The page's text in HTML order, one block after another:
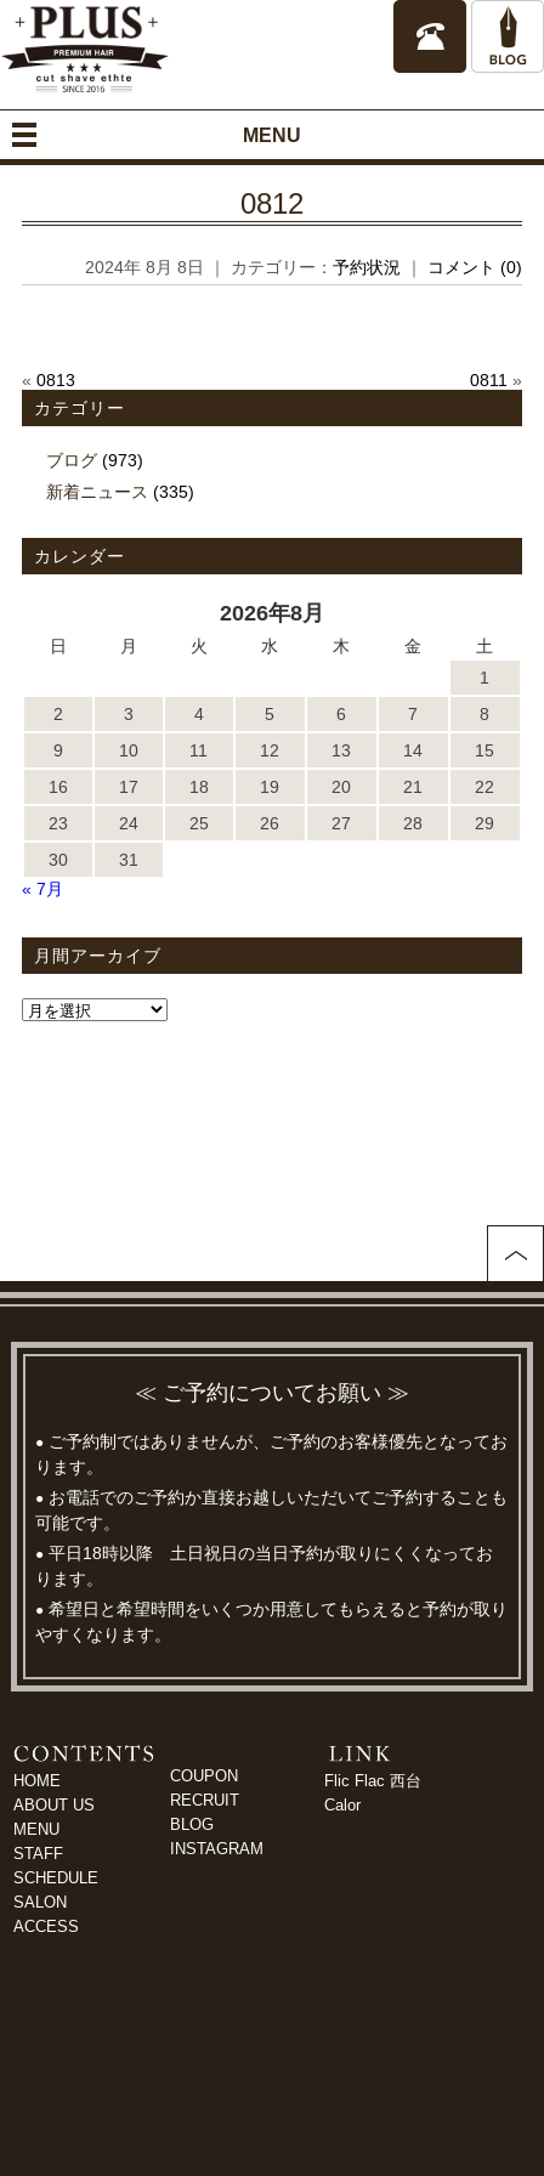
MENU
0812
2024年 8月 8日 ｜ カテゴリー：予約状況 ｜ コメント (0)
« 0813 0811 »
カテゴリー
ブログ(973)
新着ニュース (335)
カレンダー
2026年8月
日 月 火 水 木 金
土
1
2
3 4 5 6 7
8
9
10 11 12 13 14
15
16
17 18 19 20 21
22
23
24 25 26 27 28
29
30
31
« 7月
月間アーカイブ
≪ ご予約についてお願い ≫
● ご予約制ではありませんが、ご予約のお客様優先となってお
ります。
● お電話でのご予約か直接お越しいただいてご予約することも
可能です。
● 平日18時以降 土日祝日の当日予約が取りにくくなってお
ります。
● 希望日と希望時間をいくつか用意してもらえると予約が取り
やすくなります。
HOME
ABOUT US
MENU
STAFF
SCHEDULE
SALON
ACCESS
COUPON
RECRUIT
BLOG
INSTAGRAM
Flic Flac 西台
Calor